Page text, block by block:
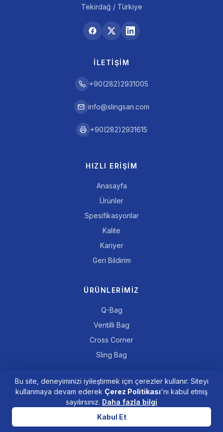
Bu site, deneyiminizi iyileştirmek için çerezler kullanır. Siteyi
kullanmaya devam ederek Çerez Politikası'nı kabul etmiş
sayılırsınız. Daha fazla bilgi
Kabul Et
Tekirdağ / Türkiye
İLETIŞIM
+90(282)2931005
info@slingsan.com
+90(282)2931615
HIZLI ERIŞIM
Anasayfa
Ürünler
Spesifikasyonlar
Kalite
Kariyer
Geri Bildirim
ÜRÜNLERIMIZ
Q-Bag
Ventilli Bag
Cross Corner
Sling Bag
© 2026 Slingsan. Tüm hakları saklıdır.
KVKK Aydınlatma MetniÇerez PolitikasıGizlilik Politikası
Kullanım Koşulları